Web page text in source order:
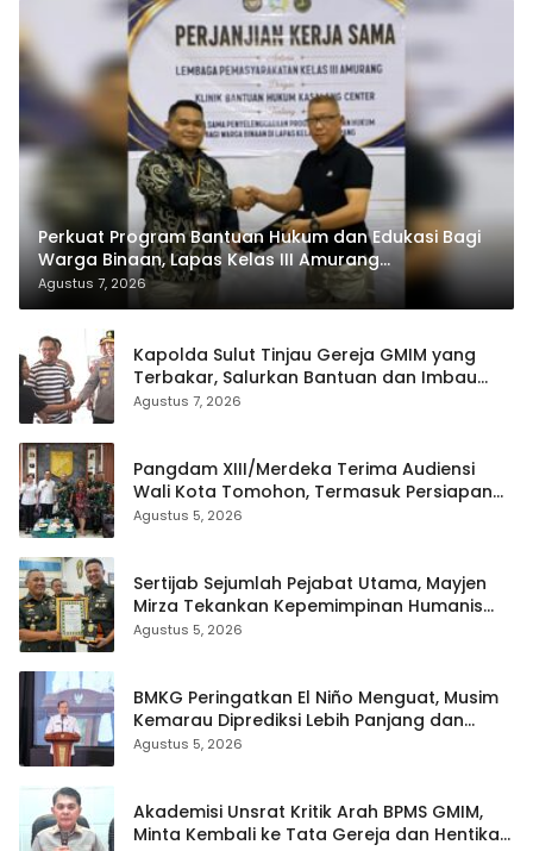
Perkuat Program Bantuan Hukum dan Edukasi Bagi
Warga Binaan, Lapas Kelas III Amurang
Tandatangani MoU Dengan LBH KASALANG CENTER
Agustus 7, 2026
Kapolda Sulut Tinjau Gereja GMIM yang
Terbakar, Salurkan Bantuan dan Imbau
Waspada Musim Kemarau
Agustus 7, 2026
Pangdam XIII/Merdeka Terima Audiensi
Wali Kota Tomohon, Termasuk Persiapan
TIFF
Agustus 5, 2026
Sertijab Sejumlah Pejabat Utama, Mayjen
Mirza Tekankan Kepemimpinan Humanis
dan Profesional
Agustus 5, 2026
BMKG Peringatkan El Niño Menguat, Musim
Kemarau Diprediksi Lebih Panjang dan
Kering pada Agustus–September
Agustus 5, 2026
Akademisi Unsrat Kritik Arah BPMS GMIM,
Minta Kembali ke Tata Gereja dan Hentikan